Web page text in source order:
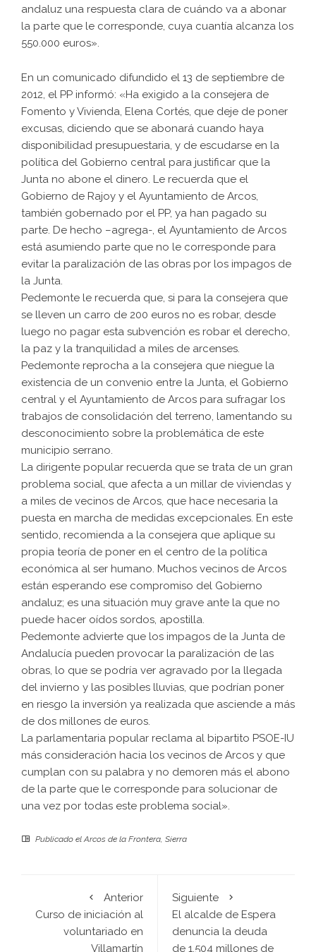
andaluz una respuesta clara de cuándo va a abonar
la parte que le corresponde, cuya cuantía alcanza los
550.000 euros».
En un comunicado difundido el 13 de septiembre de
2012, el PP informó: «Ha exigido a la consejera de
Fomento y Vivienda, Elena Cortés, que deje de poner
excusas, diciendo que se abonará cuando haya
disponibilidad presupuestaria, y de escudarse en la
política del Gobierno central para justificar que la
Junta no abone el dinero. Le recuerda que el
Gobierno de Rajoy y el Ayuntamiento de Arcos,
también gobernado por el PP, ya han pagado su
parte. De hecho –agrega-, el Ayuntamiento de Arcos
está asumiendo parte que no le corresponde para
evitar la paralización de las obras por los impagos de
la Junta.
Pedemonte le recuerda que, si para la consejera que
se lleven un carro de 200 euros no es robar, desde
luego no pagar esta subvención es robar el derecho,
la paz y la tranquilidad a miles de arcenses.
Pedemonte reprocha a la consejera que niegue la
existencia de un convenio entre la Junta, el Gobierno
central y el Ayuntamiento de Arcos para sufragar los
trabajos de consolidación del terreno, lamentando su
desconocimiento sobre la problemática de este
municipio serrano.
La dirigente popular recuerda que se trata de un gran
problema social, que afecta a un millar de viviendas y
a miles de vecinos de Arcos, que hace necesaria la
puesta en marcha de medidas excepcionales. En este
sentido, recomienda a la consejera que aplique su
propia teoría de poner en el centro de la política
económica al ser humano. Muchos vecinos de Arcos
están esperando ese compromiso del Gobierno
andaluz; es una situación muy grave ante la que no
puede hacer oídos sordos, apostilla.
Pedemonte advierte que los impagos de la Junta de
Andalucía pueden provocar la paralización de las
obras, lo que se podría ver agravado por la llegada
del invierno y las posibles lluvias, que podrían poner
en riesgo la inversión ya realizada que asciende a más
de dos millones de euros.
La parlamentaria popular reclama al bipartito PSOE-IU
más consideración hacia los vecinos de Arcos y que
cumplan con su palabra y no demoren más el abono
de la parte que le corresponde para solucionar de
una vez por todas este problema social».
Publicado elArcos de la Frontera, Sierra
Anterior
Curso de iniciación al
voluntariado en
Villamartín
Siguiente
El alcalde de Espera
denuncia la deuda
de 1.504 millones de